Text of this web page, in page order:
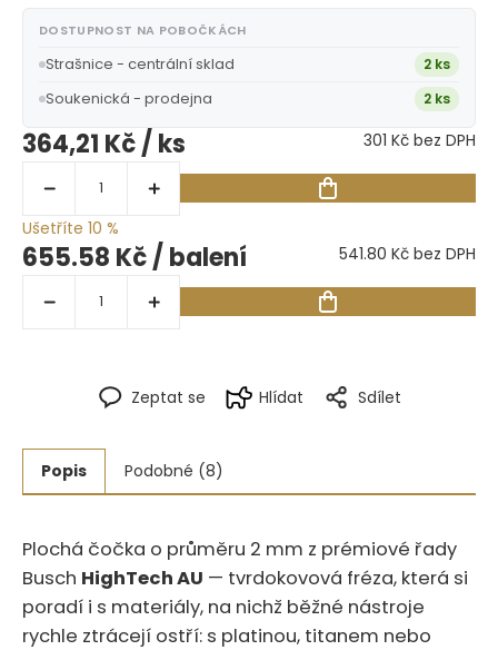
Zeptat se Hlídat Sdílet
DOSTUPNOST NA POBOČKÁCH
Strašnice - centrální sklad 2 ks
Soukenická - prodejna 2 ks
364,21 Kč/ ks 301 Kč bez DPH
Ušetříte 10 %
655.58 Kč/ balení 541.80 Kč bez DPH
Popis Podobné (8)
Plochá čočka o průměru 2 mm z prémiové řady
Busch HighTech AU — tvrdokovová fréza, která si
poradí i s materiály, na nichž běžné nástroje
rychle ztrácejí ostří: s platinou, titanem nebo